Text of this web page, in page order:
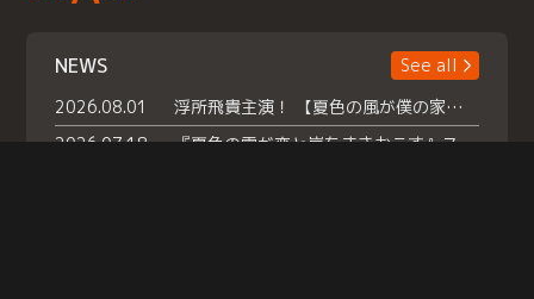
NEWS
See all
2026.08.01
浮所飛貴主演！ 【夏色の風が僕の家にやってきた】 本日よりテラサで独占配信スタート！
2026.07.18
『夏色の雲が恋と嵐をまきおこす』スペシャルメイキング 【Part1】2026年７月18日（土）23時30分～配信スタート！話題のシーンの裏側を大公開！豪華キャスト大集合！ 『武宮家 真夏の家族会議』開催！